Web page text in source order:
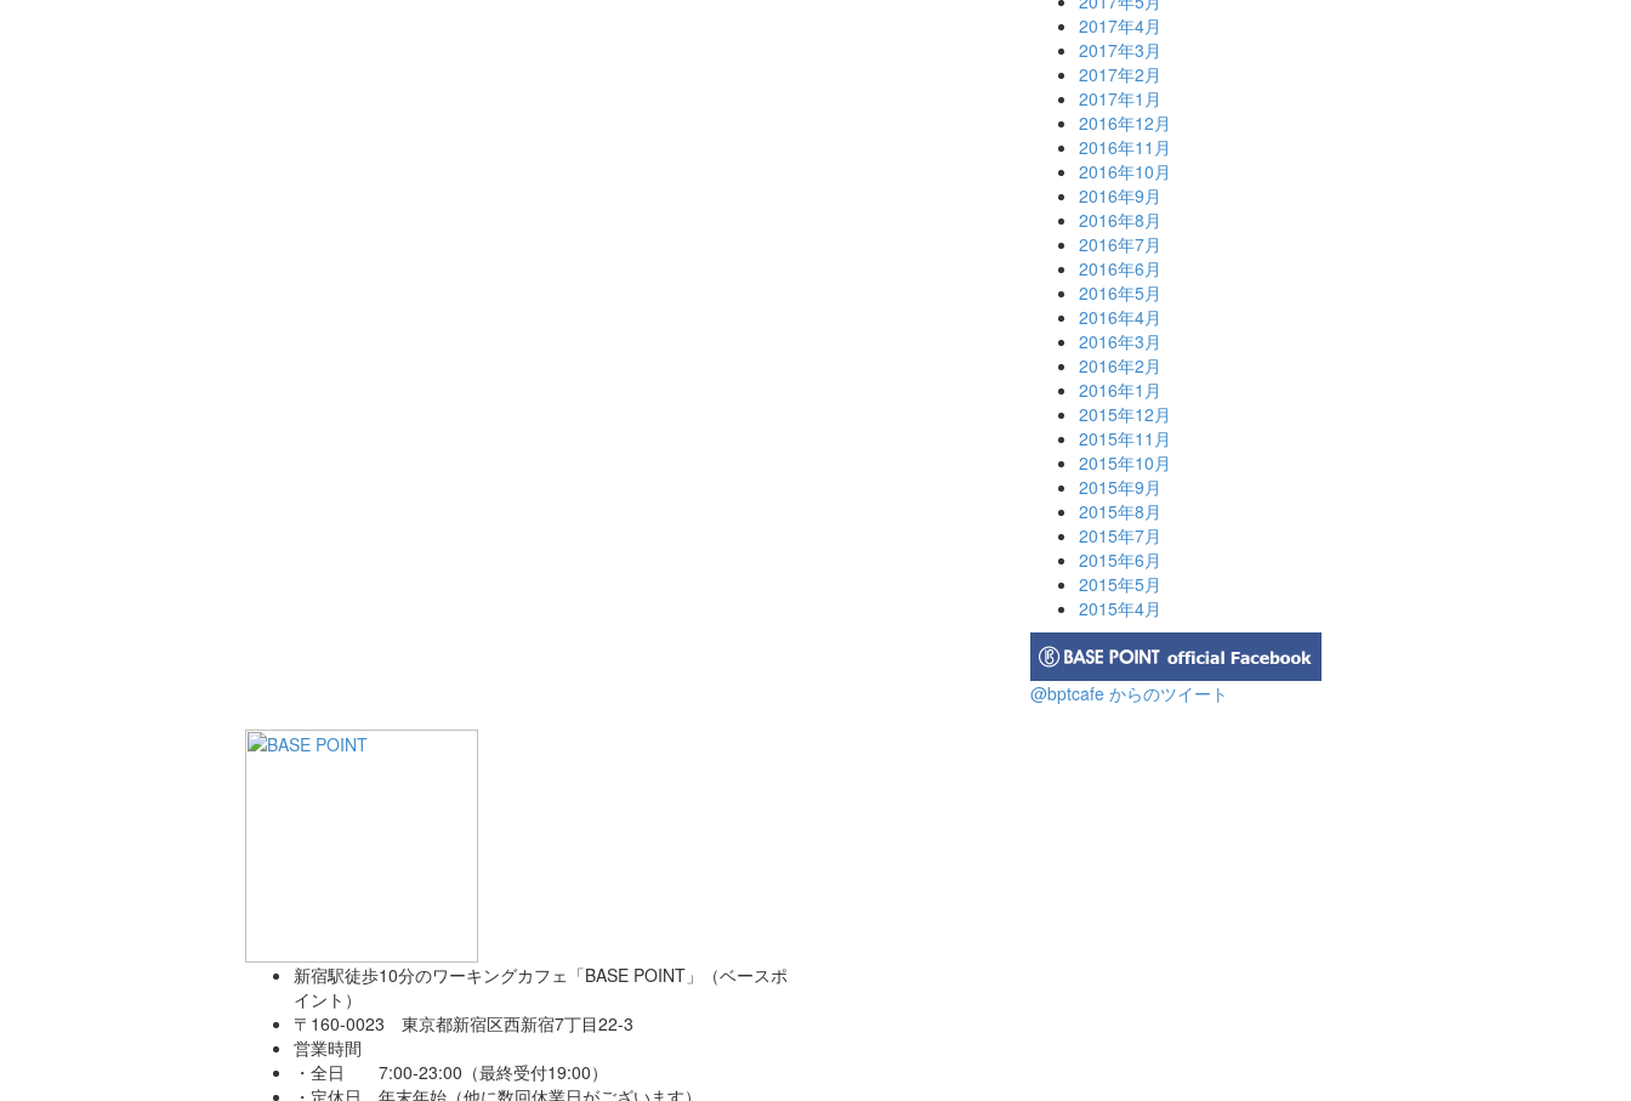
2017年4月
2017年3月
2017年2月
2017年1月
2016年12月
2016年11月
2016年10月
2016年9月
2016年8月
2016年7月
2016年6月
2016年5月
2016年4月
2016年3月
2016年2月
2016年1月
2015年12月
2015年11月
2015年10月
2015年9月
2015年8月
2015年7月
2015年6月
2015年5月
2015年4月
@bptcafe からのツイート
新宿駅徒歩10分のワーキングカフェ「BASE POINT」（ベースポ
イント）
〒160-0023 東京都新宿区西新宿7丁目22-3
営業時間
・全日 7:00-23:00（最終受付19:00）
・定休日 年末年始（他に数回休業日がございます）